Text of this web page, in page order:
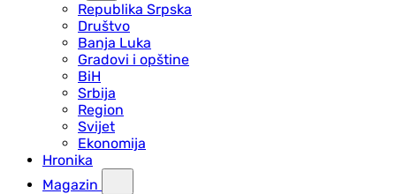
Republika Srpska
Društvo
Banja Luka
Gradovi i opštine
BiH
Srbija
Region
Svijet
Ekonomija
Hronika
Magazin